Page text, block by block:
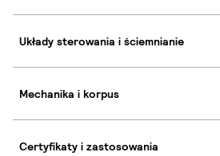
Układy sterowania i ściemnianie
Mechanika i korpus
Certyfikaty i zastosowania